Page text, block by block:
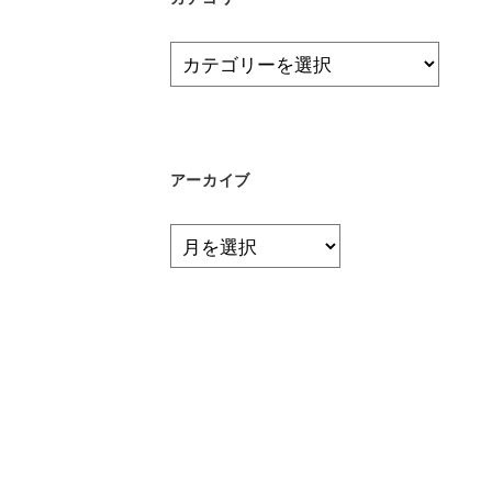
カ
テ
ー
アーカイブ
ア
ー